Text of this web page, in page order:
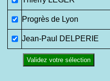
Progrès de Lyon
Jean-Paul DELPERIE
Validez votre sélection